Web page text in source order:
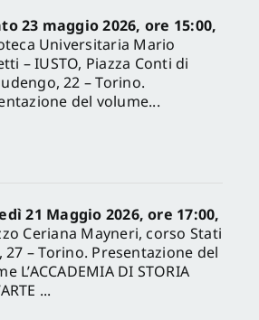
23 maggio 2026, ore 15:00,
Universitaria Mario
– IUSTO, Piazza Conti di
22 – Torino.
del volume...
21 Maggio 2026, ore 17:00,
Ceriana Mayneri, corso Stati
27 – Torino. Presentazione del
L’ACCADEMIA DI STORIA
...